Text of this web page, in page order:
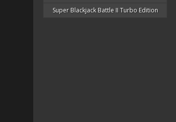
Super Blackjack Battle II Turbo Edition